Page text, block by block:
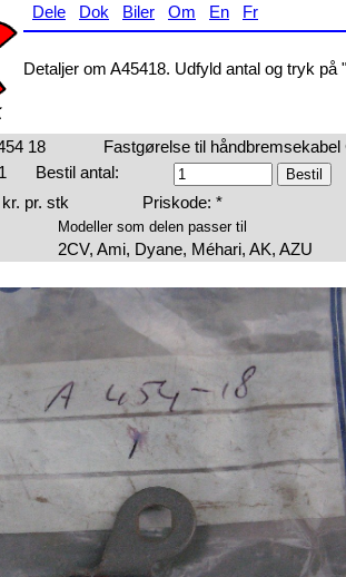
Dele Dok Biler Om En Fr
Detaljer om A45418. Udfyld antal og tryk på
18
Fastgørelse til håndbremsekabel
1
Bestil antal:
kr. pr. stk Priskode: *
Modeller som delen passer til
2CV, Ami, Dyane, Méhari, AK, AZU